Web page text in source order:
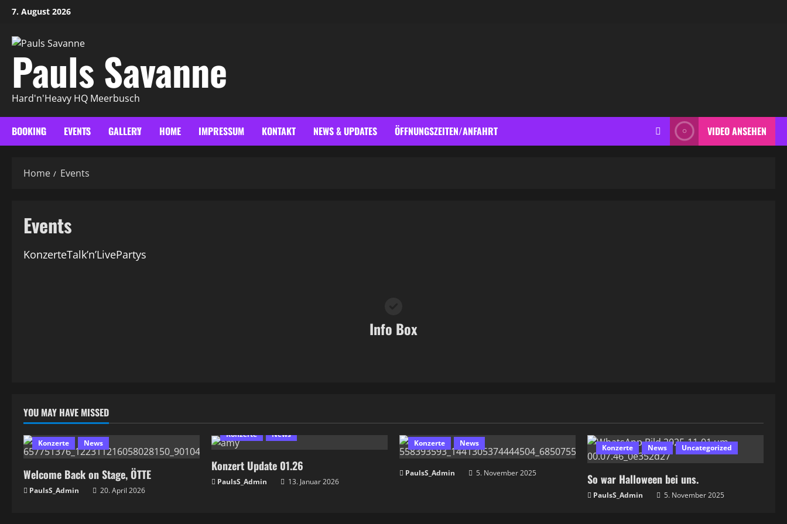
Skip
content
7. August 2026
Pauls Savanne
Hard'n'Heavy HQ Meerbusch
BOOKING EVENTS GALLERY HOME IMPRESSUM KONTAKT NEWS & UPDATES ÖFFNUNGSZEITEN/ANFAHRT VIDEO ANSEHEN
Home Events
Events
KonzerteTalk’n’LivePartys
Info Box
YOU MAY HAVE MISSED
Konzerte News
Welcome Back on Stage, ÖTTE
PaulsS_Admin 20. April 2026
Konzerte News
Konzert Update 01.26
PaulsS_Admin 13. Januar 2026
Konzerte News
PaulsS_Admin 5. November 2025
Konzerte News Uncategorized
So war Halloween bei uns.
PaulsS_Admin 5. November 2025